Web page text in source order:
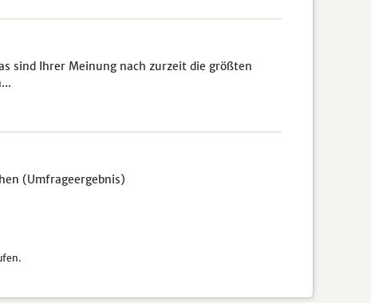
sind Ihrer Meinung nach zurzeit die größten
(Umfrageergebnis)